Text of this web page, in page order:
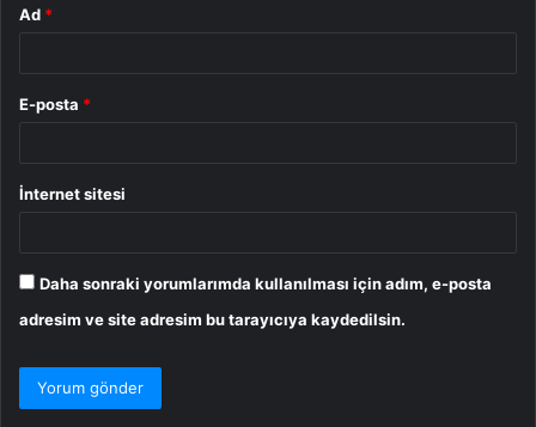
Ad *
E-posta *
İnternet sitesi
Daha sonraki yorumlarımda kullanılması için adım, e-posta
adresim ve site adresim bu tarayıcıya kaydedilsin.